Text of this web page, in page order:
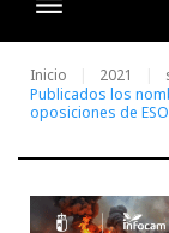
Inicio 2021
Publicados los
oposiciones de